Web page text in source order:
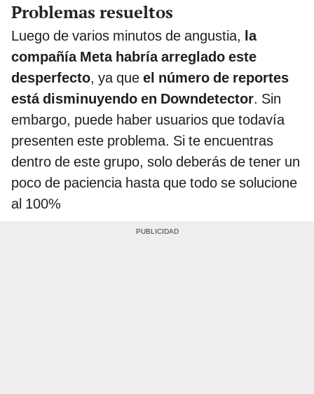
Problemas resueltos
Luego de varios minutos de angustia, la
compañía Meta habría arreglado este
desperfecto, ya que el número de reportes
está disminuyendo en Downdetector. Sin
embargo, puede haber usuarios que todavía
presenten este problema. Si te encuentras
dentro de este grupo, solo deberás de tener un
poco de paciencia hasta que todo se solucione
al 100%